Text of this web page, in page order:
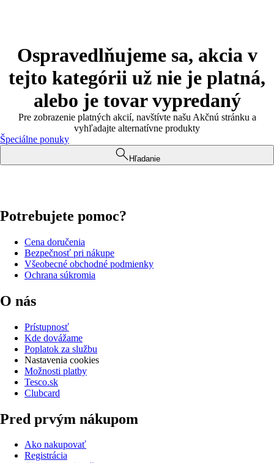
Ospravedlňujeme sa, akcia v
tejto kategórii už nie je platná,
alebo je tovar vypredaný
Pre zobrazenie platných akcií, navštívte našu Akčnú stránku a
vyhľadajte alternatívne produkty
Špeciálne ponuky
Hľadanie
Potrebujete pomoc?
Cena doručenia
Bezpečnosť pri nákupe
Všeobecné obchodné podmienky
Ochrana súkromia
O nás
Prístupnosť
Kde dovážame
Poplatok za službu
Nastavenia cookies
Možnosti platby
Tesco.sk
Clubcard
Pred prvým nákupom
Ako nakupovať
Registrácia